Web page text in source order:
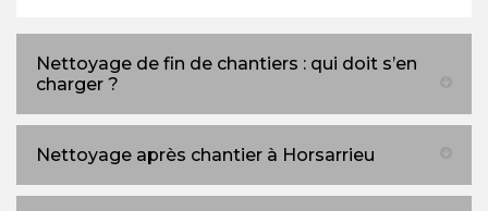
Nettoyage de fin de chantiers : qui doit s’en
charger ?
Nettoyage après chantier à Horsarrieu